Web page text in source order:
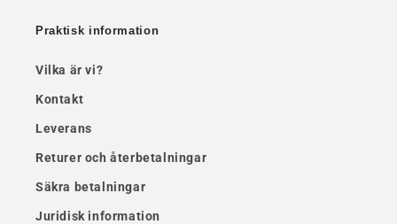
Praktisk information
Vilka är vi?
Kontakt
Leverans
Returer och återbetalningar
Säkra betalningar
Juridisk information